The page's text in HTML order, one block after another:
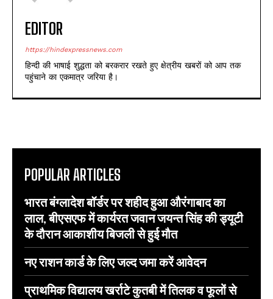
EDITOR
https://hindexpressnews.com
हिन्दी की भाषाई शुद्धता को बरकरार रखते हुए क्षेत्रीय खबरों को आप तक
पहुंचाने का एकमात्र जरिया है।
POPULAR ARTICLES
भारत बंग्लादेश बॉर्डर पर शहीद हुआ औरंगाबाद का
लाल, बीएसएफ में कार्यरत जवान जयन्त सिंह की ड्यूटी
के दौरान आकाशीय बिजली से हुई मौत
नए राशन कार्ड के लिए जल्द जमा करें आवेदन
प्राथमिक विद्यालय खर्राटे कुतबी में तिलक व फूलों से